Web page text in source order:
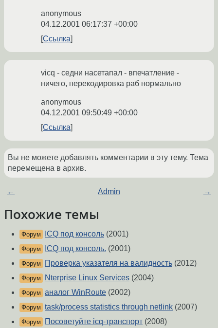
anonymous
04.12.2001 06:17:37 +00:00
Ссылка
vicq - седни насетапал - впечатление -
ничего, перекодировка раб нормально
anonymous
04.12.2001 09:50:49 +00:00
Ссылка
Вы не можете добавлять комментарии в эту тему. Тема
перемещена в архив.
← Admin →
Похожие темы
Форум ICQ под консоль (2001)
Форум ICQ под консоль. (2001)
Форум Проверка указателя на валидность (2012)
Форум Nterprise Linux Services (2004)
Форум аналог WinRoute (2002)
Форум task/process statistics through netlink (2007)
Форум Посоветуйте icq-транспорт (2008)